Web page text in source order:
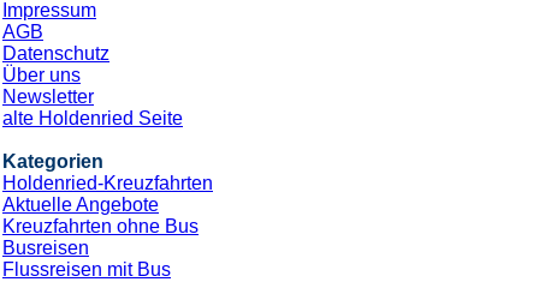
Impressum
AGB
Datenschutz
Über uns
Newsletter
alte Holdenried Seite
Kategorien
Holdenried-Kreuzfahrten
Aktuelle Angebote
Kreuzfahrten ohne Bus
Busreisen
Flussreisen mit Bus